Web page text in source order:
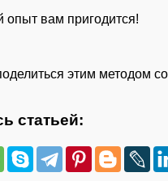
опыт вам пригодится!
этим методом
статьей: